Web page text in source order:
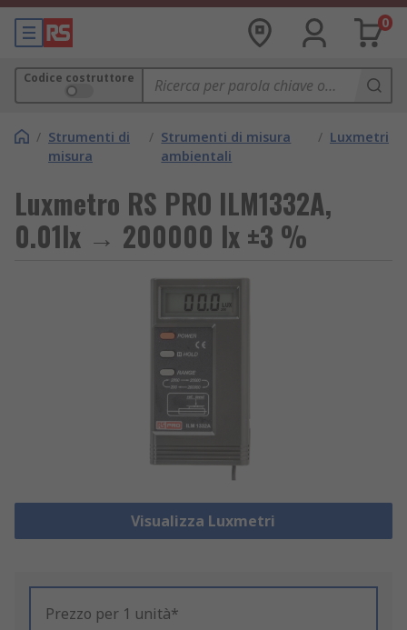
0
Codice costruttore
/ Strumenti di
misura
/ Strumenti di misura
ambientali
/ Luxmetri
Luxmetro RS PRO ILM1332A,
0.01lx → 200000 lx ±3 %
Visualizza Luxmetri
Prezzo per 1 unità*